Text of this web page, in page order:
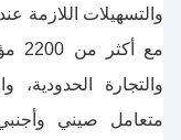
والتسهيلات اللازمة